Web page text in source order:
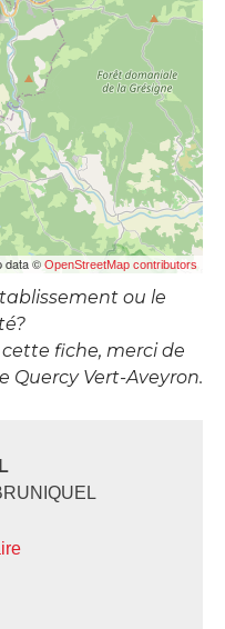
data © OpenStreetMap contributors
ou le
fiche, merci de
Quercy Vert-Aveyron.